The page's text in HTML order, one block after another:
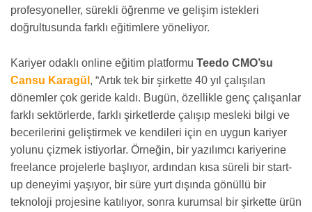
profesyoneller, sürekli öğrenme ve gelişim istekleri
doğrultusunda farklı eğitimlere yöneliyor.
Kariyer odaklı online eğitim platformu Teedo CMO’su
Cansu Karagül , “Artık tek bir şirkette 40 yıl çalışılan
dönemler çok geride kaldı. Bugün, özellikle genç çalışanlar
farklı sektörlerde, farklı şirketlerde çalışıp mesleki bilgi ve
becerilerini geliştirmek ve kendileri için en uygun kariyer
yolunu çizmek istiyorlar. Örneğin, bir yazılımcı kariyerine
freelance projelerle başlıyor, ardından kısa süreli bir start-
up deneyimi yaşıyor, bir süre yurt dışında gönüllü bir
teknoloji projesine katılıyor, sonra kurumsal bir şirkette ürün